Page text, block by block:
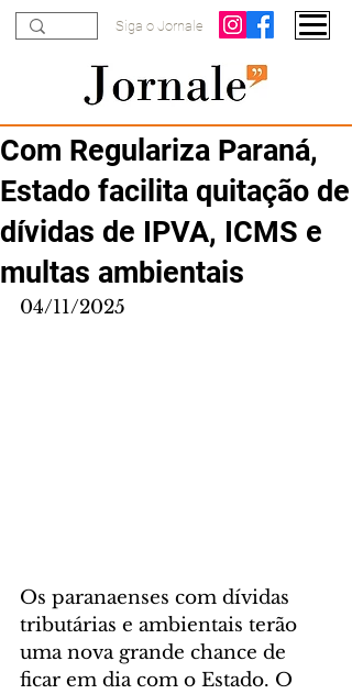
Siga o Jornale
Com Regulariza Paraná,
Estado facilita quitação de
dívidas de IPVA, ICMS e
multas ambientais
04/11/2025
Os paranaenses com dívidas
tributárias e ambientais terão
uma nova grande chance de
ficar em dia com o Estado. O